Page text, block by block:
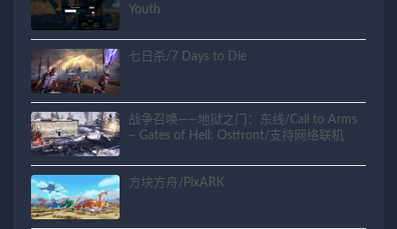
Youth
七日杀/7 Days to Die
战争召唤——地狱之门：东线/Call to Arms
– Gates of Hell: Ostfront/支持网络联机
方块方舟/PixARK